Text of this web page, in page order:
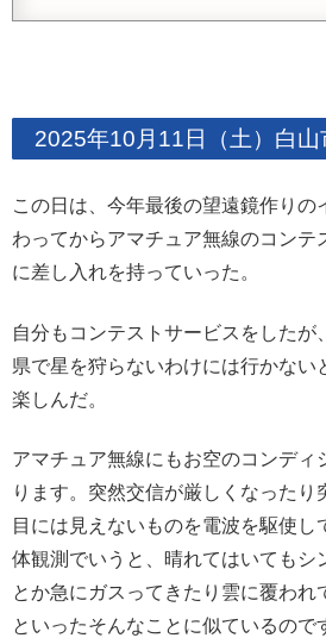
2025年10月11日（土）白山
この日は、今年最後の望遠鏡作りの
わってからアマチュア無線のコンテ
に差し入れを持っていった。
自分もコンテストサービスをしたが
県で星を狩らないわけには行かない
楽しんだ。
アマチュア無線にもお空のコンディ
ります。突然交信が厳しくなったり
目には見えないものを電波を駆使し
体観測でいうと、晴れてはいてもシ
とか急にガスってきたり雲に覆われ
といったそんなことに似ているので